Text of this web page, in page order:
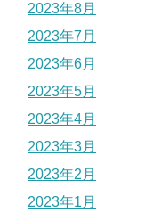
2023年8月
2023年7月
2023年6月
2023年5月
2023年4月
2023年3月
2023年2月
2023年1月